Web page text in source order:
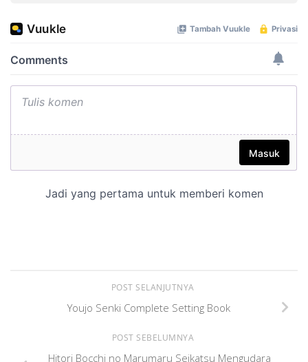
POST SELANJUTNYA
Youjo Senki Complete Setting Book
POST SEBELUMNYA
Hitori Bocchi no Marumaru Seikatsu Mengudara